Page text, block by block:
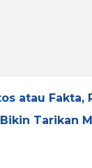
atau Fakta,
Tarikan